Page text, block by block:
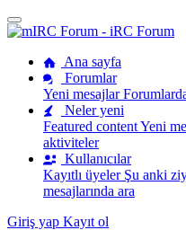
Ana sayfa
Forumlar
Yeni mesajlar
Neler yeni
Featured contentYeni
aktiviteler
Kullanıcılar
Kayıtlı üyeler Şu anki
mesajlarında ara
Giriş yap Kayıt ol